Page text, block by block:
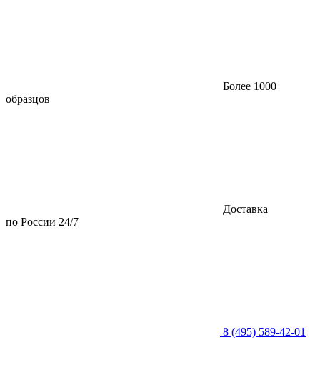
Более 1000
образцов
Доставка
по России 24/7
8 (495) 589-42-01